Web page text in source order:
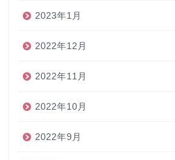
2023年1月
2022年12月
2022年11月
2022年10月
2022年9月